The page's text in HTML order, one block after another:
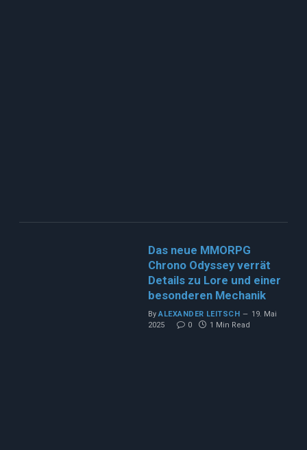
Das neue MMORPG
Chrono Odyssey verrät
Details zu Lore und einer
besonderen Mechanik
By ALEXANDER LEITSCH
19. Mai
2025
0 1 Min Read